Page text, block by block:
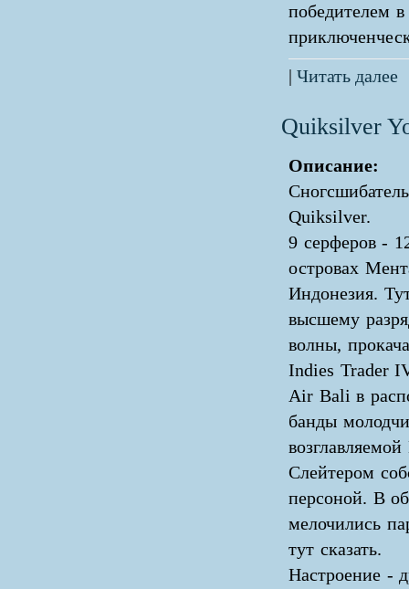
победителем
|Читать далее
Quiksilver
Описание:
Quiksilver.
9 серферов -
островах
Индонезия.
высшему
волны,
Indies Trader
Air Bali в
банды
Слейтером
персоной. В
мелочились
тут сказать.
Настроение -